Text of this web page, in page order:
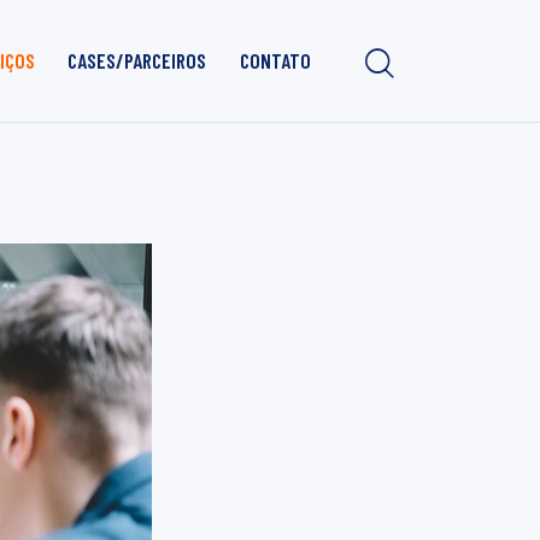
CASES/PARCEIROS CONTATO